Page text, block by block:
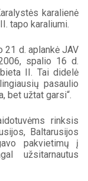
karalienė
tapo karaliumi.
21 d. aplankė JAV
spalio 16 d.
II. Tai didelė
pasaulio
bet užtat garsi“.
rinksis
Baltarusijos
pakvietimų į
užsitarnautus